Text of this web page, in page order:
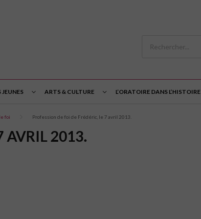
JEUNES ARTS & CULTURE L’ORATOIRE DANS L’HISTOIRE
foi Profession de foi de Frédéric, le 7 avril 2013.
AVRIL 2013.